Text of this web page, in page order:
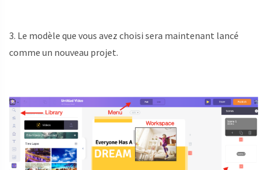
3. Le modèle que vous avez choisi sera maintenant lancé
comme un nouveau projet.